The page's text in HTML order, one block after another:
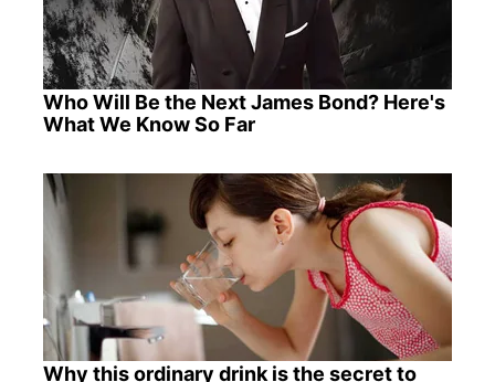
Who Will Be the Next James Bond? Here's
What We Know So Far
Why this ordinary drink is the secret to